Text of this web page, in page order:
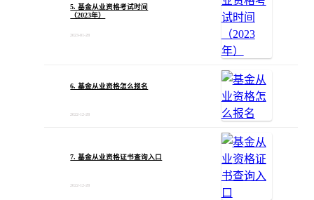
5. 基金从业资格考试时间
（2023年）
2023-01-28
6. 基金从业资格怎么报名
2022-12-28
7. 基金从业资格证书查询入口
2022-12-28